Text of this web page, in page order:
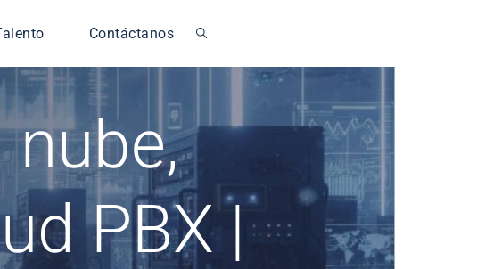
Contáctanos
nube,
PBX |